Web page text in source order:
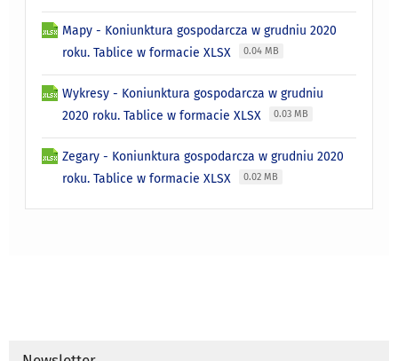
Mapy - Koniunktura gospodarcza w grudniu 2020
roku. Tablice w formacie XLSX
0.04 MB
Wykresy - Koniunktura gospodarcza w grudniu
2020 roku. Tablice w formacie XLSX
0.03 MB
Zegary - Koniunktura gospodarcza w grudniu 2020
roku. Tablice w formacie XLSX
0.02 MB